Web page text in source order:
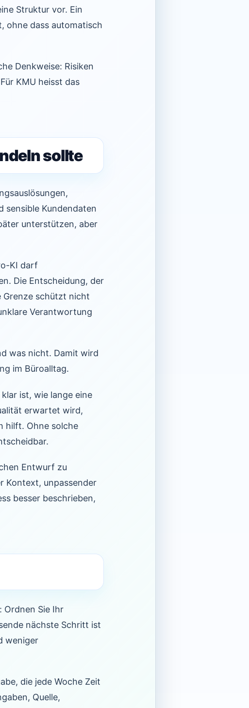
Struktur vor. Ein
ohne dass automatisch
Denkweise: Risiken
KMU heisst das
sollte
sensible Kundendaten
unterstützen, aber
KI darf
Die Entscheidung, der
Grenze schützt nicht
Verantwortung
was nicht. Damit wird
im Büroalltag.
ist, wie lange eine
erwartet wird,
hilft. Ohne solche
Entwurf zu
Kontext, unpassender
besser beschrieben,
Ordnen Sie Ihr
nächste Schritt ist
weniger
die jede Woche Zeit
Quelle,